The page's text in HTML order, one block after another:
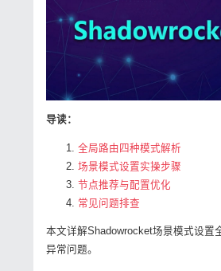
导读：
全局路由四种模式解析
场景模式设置实操步骤
节点推荐与配置优化
常见问题排查
本文详解Shadowrocket场景模式设置
异常问题。